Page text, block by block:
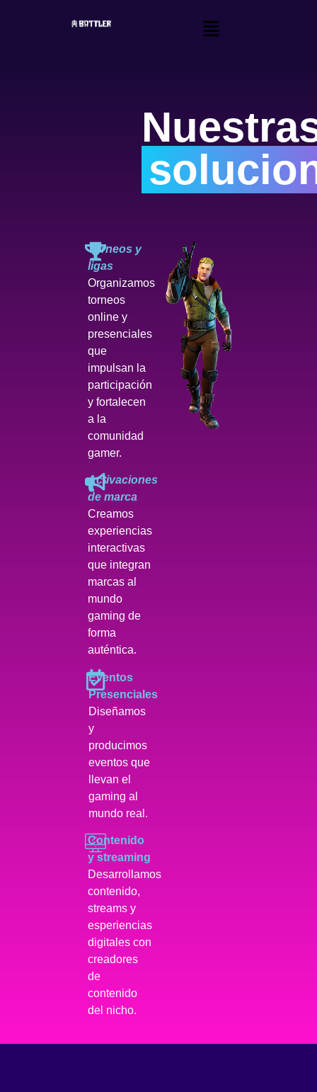
Torneos y
ligas
Organizamos
torneos
online y
presenciales
que
impulsan la
participación
y fortalecen
a la
comunidad
gamer.
Activaciones
de marca
Creamos
experiencias
interactivas
que integran
marcas al
mundo
gaming de
forma
auténtica.
Eventos
Presenciales
Diseñamos
y
producimos
eventos que
llevan el
gaming al
mundo real.
Contenido
y streaming
Desarrollamos
contenido,
streams y
esperiencias
digitales con
creadores
de
contenido
del nicho.